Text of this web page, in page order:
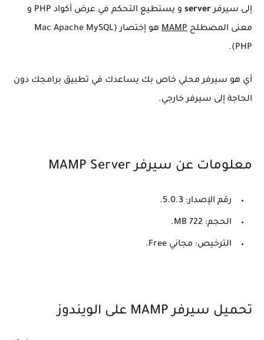
إلى سيرفرserver
و يستطيع التحكم في عرض أكواد PHP و
معنى المصطلح MAMP
هو إختصار (Mac Apache MySQL
PHP).
أي هو سيرفر محلي خاص بك يساعدك في تطبيق برامجك دون
الحاجة إلى سيرفر خارجي.
معلومات عن سيرفر MAMP Server
رقم الإصدار: 5.0.3.
الحجم: 722 MB.
الترخيص: مجاني Free.
تحميل سيرفر MAMP على الويندوز